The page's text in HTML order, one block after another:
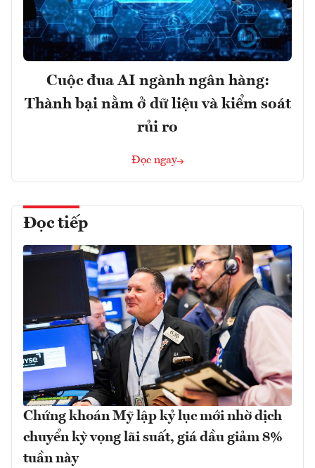
Cuộc đua AI ngành ngân hàng:
Thành bại nằm ở dữ liệu và kiểm soát
rủi ro
Đọc ngay
Đọc tiếp
Chứng khoán Mỹ lập kỷ lục mới nhờ dịch
chuyển kỳ vọng lãi suất, giá dầu giảm 8%
tuần này